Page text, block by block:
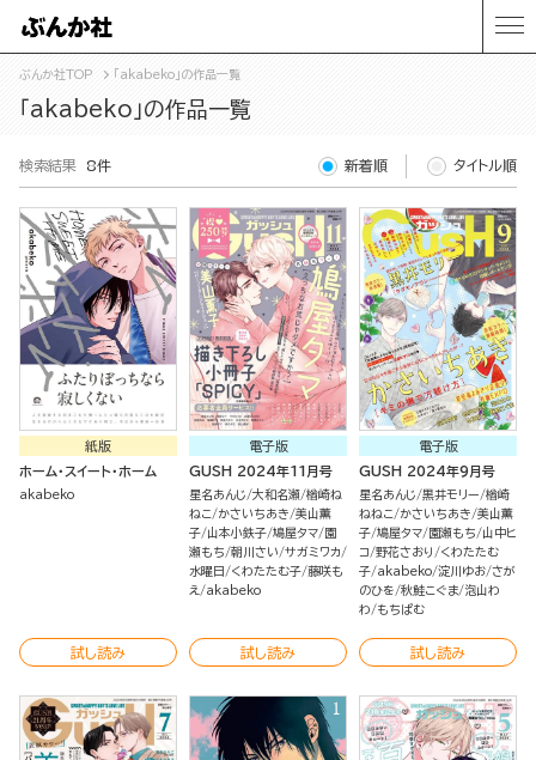
ぶんか社TOP 「akabeko」の作品一覧
「akabeko」の作品一覧
検索結果 8件 新着順 タイトル順
紙版
ホーム・スイート・ホーム
akabeko
試し読み
電子版
GUSH 2024年11月号
星名あんじ 大和名瀬 楢崎ね
ねこ
かさいちあき 美山薫
子 山本小鉄子 鳩屋タマ 園
瀬もち 朝川さい サガミワカ
水曜日
くわたたむ子 藤咲も
え
akabeko
試し読み
電子版
GUSH 2024年9月号
星名あんじ 黒井モリー 楢崎
ねねこ
かさいちあき 美山薫
子 鳩屋タマ 園瀬もち
山中ヒ
コ 野花さおり
くわたたむ
子 akabeko 淀川ゆお さが
のひを 秋鮭こぐま 泡山わ
わ
もちぱむ
試し読み